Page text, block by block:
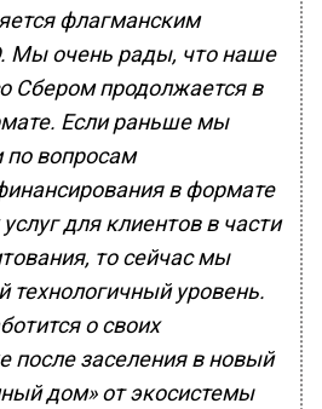
флагманским
Мы очень рады, что наше
Сбером продолжается в
Если раньше мы
по вопросам
в формате
для клиентов в части
то сейчас мы
уровень.
о своих
после заселения в новый
дом» от экосистемы